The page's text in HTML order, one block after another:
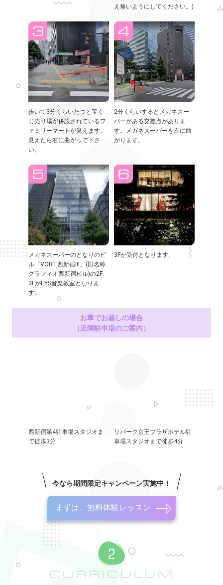
え無いようにしてください。)
歩いて3分くらいたつと宝く
じ売り場が併設されているフ
ァミリーマートが見えます。
見えたら右に曲がって下さ
い。
2分くらいするとメガネスー
パーがある交差点がありま
す。メガネスーパーを左に曲
がります。
メガネスーパーのとなりのビ
ル「VORT西新宿Ⅲ」(旧名称
グラフィオ西新宿ビル)の2F、
3FがEYS音楽教室となりま
す。
3Fが受付となります。
お車でお越しの場合
（近隣駐車場のご案内）
西新宿第4駐車場スタジオま
で徒歩3分
リパーク京王プラザホテル駐
車場スタジオまで徒歩4分
今なら期間限定キャンペーン実施中！
まずは、無料体験レッスン
CURRICULUM